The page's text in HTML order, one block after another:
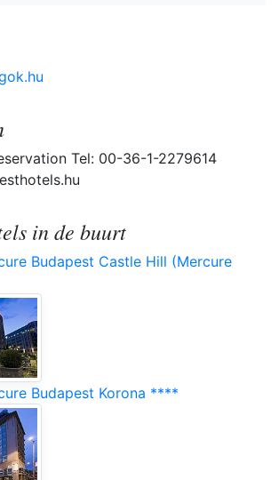
Tel: 00-36-1-2279614
in de buurt
Budapest Castle Hill (Mercure
Budapest Korona ****